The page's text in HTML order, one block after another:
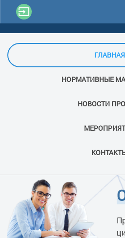
ГЛАВНАЯ
НОРМАТИВНЫЕ
НОВОСТИ